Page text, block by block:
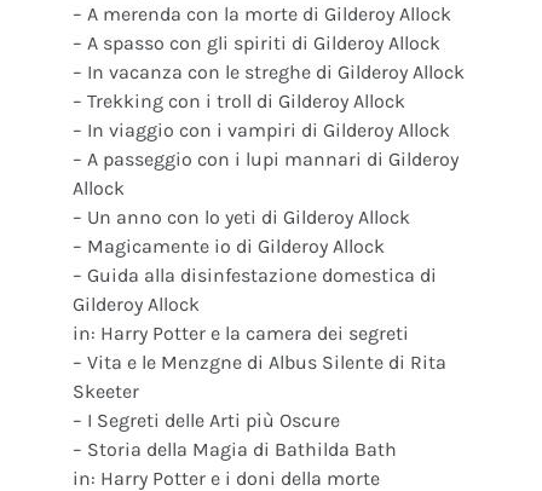
– A merenda con la morte di Gilderoy Allock
– A spasso con gli spiriti di Gilderoy Allock
– In vacanza con le streghe di Gilderoy Allock
– Trekking con i troll di Gilderoy Allock
– In viaggio con i vampiri di Gilderoy Allock
– A passeggio con i lupi mannari di Gilderoy
Allock
– Un anno con lo yeti di Gilderoy Allock
– Magicamente io di Gilderoy Allock
– Guida alla disinfestazione domestica di
Gilderoy Allock
in: Harry Potter e la camera dei segreti
– Vita e le Menzgne di Albus Silente di Rita
Skeeter
– I Segreti delle Arti più Oscure
– Storia della Magia di Bathilda Bath
in: Harry Potter e i doni della morte